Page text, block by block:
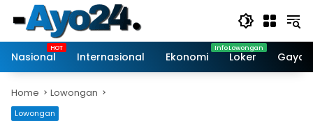
content
Nasional
Internasional Ekonomi Loker Gaya
Home Lowongan
Lowongan